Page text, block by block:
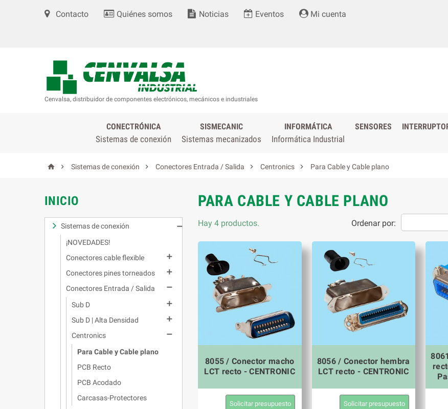
Contacto Quiénes somos Noticias Eventos Mi cuenta
Cenvalsa, distribuidor de componentes electrónicos, mecánicos e industriales
CONECTRÓNICA
Sistemas de conexión
SISMECANIC
Sistemas mecanizados
INFORMÁTICA
Informática Industrial
SENSORES
  Sistemas de conexión  Conectores Entrada / Salida  Centronics  Para Cable y Cable plano
INICIO
Sistemas de conexión

¡NOVEDADES!
Conectores cable flexible

Conectores pines torneados

Conectores Entrada / Salida

Sub D

Sub D | Alta Densidad

Centronics

Para Cable y Cable plano
PCB Recto
PCB Acodado
Carcasas-Protectores
PARA CABLE Y CABLE PLANO
Hay 4 productos. Ordenar por:
8055 / Conector macho
LCT recto - CENTRONIC
Solicitar presupuesto
8056 / Conector hembra
LCT recto - CENTRONIC
Solicitar presupuesto